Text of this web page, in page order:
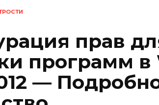
прав
программ
—